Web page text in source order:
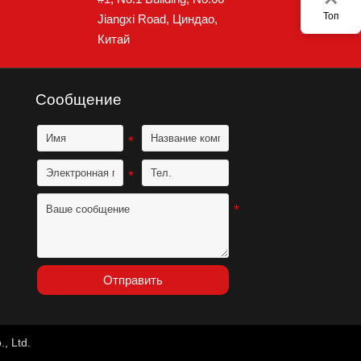
Jiangxi Road, Циндао,
Китай
Сообщение
Отправить
Ltd.
Топ